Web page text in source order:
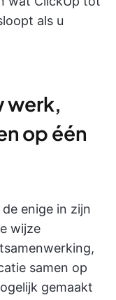
als u
werk,
op één
de enige in zijn
wijze
samen op
gemaakt